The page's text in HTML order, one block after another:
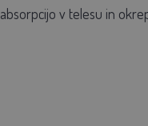
v telesu in